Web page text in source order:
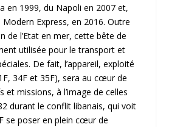
en 1999, du Napoli en 2007 et,
Express, en 2016. Outre
de l’Etat en mer, cette bête de
utilisée pour le transport et
De fait, l’appareil, exploité
34F et 35F), sera au cœur de
et missions, à l’image de celles
durant le conflit libanais, qui voit
se poser en plein cœur de